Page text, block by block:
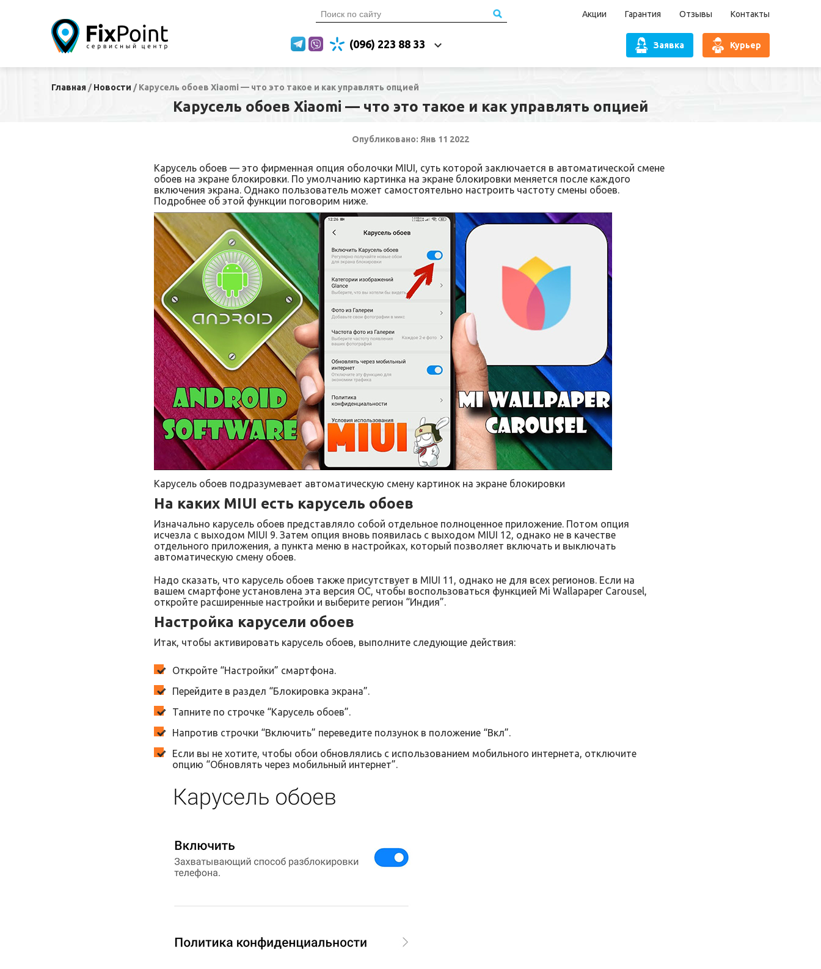
Акции Гарантия Отзывы Контакты
(096) 223 88 33 Курьер
Заявка
Главная /Новости /Карусель обоев Xiaomi — что это такое и как управлять опцией
Карусель обоев Xiaomi — что это такое и как управлять опцией
Опубликовано: Янв 11 2022
Карусель обоев — это фирменная опция оболочки MIUI, суть которой заключается в автоматической смене
обоев на экране блокировки. По умолчанию картинка на экране блокировки меняется после каждого
включения экрана. Однако пользователь может самостоятельно настроить частоту смены обоев.
Подробнее об этой функции поговорим ниже.
Карусель обоев подразумевает автоматическую смену картинок на экране блокировки
На каких MIUI есть карусель обоев
Изначально карусель обоев представляло собой отдельное полноценное приложение. Потом опция
исчезла с выходом MIUI 9. Затем опция вновь появилась с выходом MIUI 12, однако не в качестве
отдельного приложения, а пункта меню в настройках, который позволяет включать и выключать
автоматическую смену обоев.
Надо сказать, что карусель обоев также присутствует в MIUI 11, однако не для всех регионов. Если на
вашем смартфоне установлена эта версия ОС, чтобы воспользоваться функцией Mi Wallapaper Carousel,
откройте расширенные настройки и выберите регион “Индия”.
Настройка карусели обоев
Итак, чтобы активировать карусель обоев, выполните следующие действия:
Откройте “Настройки” смартфона.
Перейдите в раздел “Блокировка экрана”.
Тапните по строчке “Карусель обоев”.
Напротив строчки “Включить” переведите ползунок в положение “Вкл”.
Если вы не хотите, чтобы обои обновлялись с использованием мобильного интернета, отключите
опцию “Обновлять через мобильный интернет”.